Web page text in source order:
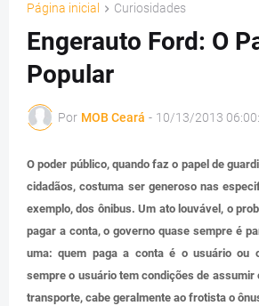
Página inicial Curiosidades
Engerauto Ford: O
Popular
Por MOB Ceará - 10/13/2013
O poder público, quando faz o papel de
cidadãos, costuma ser generoso nas
exemplo, dos ônibus. Um ato louvável, o
pagar a conta, o governo quase sempre é
uma: quem paga a conta é o usuário ou
sempre o usuário tem condições de assumir
transporte, cabe geralmente ao frotista o